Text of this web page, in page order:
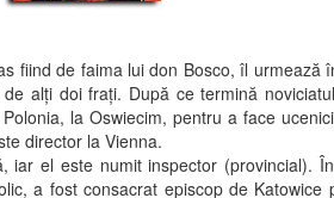
de faima lui don Bosco, îl urmează
alţi doi fraţi. După ce termină
la Oswiecim, pentru a face
director la Vienna.
el este numit inspector (provincial).
a fost consacrat episcop de